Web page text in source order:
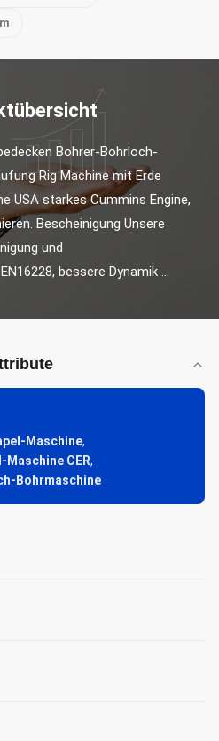
Bohrer-Bohrloch-
Rig Machine mit Erde
USA starkes Cummins Engine,
Bescheinigung Unsere
und
bessere Dynamik ...
Maschine,
CER,
Bohrmaschine